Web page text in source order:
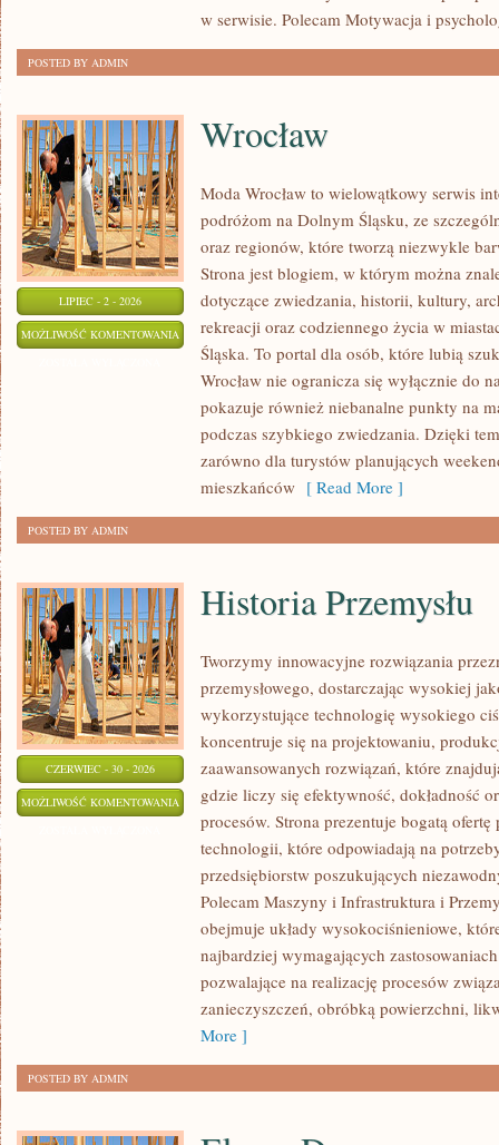
w serwisie. Polecam Motywacja i
POSTED BY ADMIN
LIPIEC - 2 - 2026
MOŻLIWOŚĆ KOMENTOWANIA WROCŁAW
Wrocław
Moda Wrocław to wielowątkowy serwis
podróżom na Dolnym Śląsku, ze
oraz regionów, które tworzą niezwykle
Strona jest blogiem, w którym można
dotyczące zwiedzania, historii, kultury,
rekreacji oraz codziennego życia w
Śląska. To portal dla osób, które lubią
Wrocław nie ogranicza się wyłącznie do
pokazuje również niebanalne punkty na
podczas szybkiego zwiedzania. Dzięki
zarówno dla turystów planujących
mieszkańców [ Read More ]
POSTED BY ADMIN
CZERWIEC - 30 - 2026
MOŻLIWOŚĆ KOMENTOWANIA HISTORIA
PRZEMYSŁU
Historia Przemysłu
Tworzymy innowacyjne rozwiązania
przemysłowego, dostarczając wysokiej
wykorzystujące technologię wysokiego
koncentruje się na projektowaniu,
zaawansowanych rozwiązań, które
gdzie liczy się efektywność, dokładność
procesów. Strona prezentuje bogatą ofertę
technologii, które odpowiadają na
przedsiębiorstw poszukujących
Polecam Maszyny i Infrastruktura i
obejmuje układy wysokociśnieniowe,
najbardziej wymagających
pozwalające na realizację procesów
zanieczyszczeń, obróbką powierzchni,
More ]
POSTED BY ADMIN